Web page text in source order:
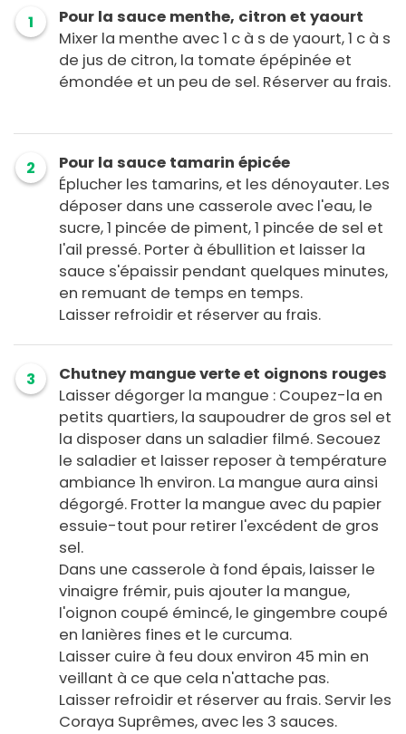
1
Pour la sauce menthe, citron et yaourt
Mixer la menthe avec 1 c à s de yaourt, 1 c à s
de jus de citron, la tomate épépinée et
émondée et un peu de sel. Réserver au frais.
2
Pour la sauce tamarin épicée
Éplucher les tamarins, et les dénoyauter. Les
déposer dans une casserole avec l'eau, le
sucre, 1 pincée de piment, 1 pincée de sel et
l'ail pressé. Porter à ébullition et laisser la
sauce s'épaissir pendant quelques minutes,
en remuant de temps en temps.
Laisser refroidir et réserver au frais.
3
Chutney mangue verte et oignons rouges
Laisser dégorger la mangue : Coupez-la en
petits quartiers, la saupoudrer de gros sel et
la disposer dans un saladier filmé. Secouez
le saladier et laisser reposer à température
ambiance 1h environ. La mangue aura ainsi
dégorgé. Frotter la mangue avec du papier
essuie-tout pour retirer l'excédent de gros
sel.
Dans une casserole à fond épais, laisser le
vinaigre frémir, puis ajouter la mangue,
l'oignon coupé émincé, le gingembre coupé
en lanières fines et le curcuma.
Laisser cuire à feu doux environ 45 min en
veillant à ce que cela n'attache pas.
Laisser refroidir et réserver au frais. Servir les
Coraya Suprêmes, avec les 3 sauces.